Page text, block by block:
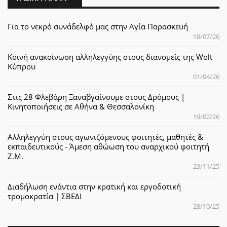
Για το νεκρό συνάδελφό μας στην Αγία Παρασκευή
18/07/26
Κοινή ανακοίνωση αλληλεγγύης στους διανομείς της Wolt
Κύπρου
01/04/26
Στις 28 Φλεβάρη Ξαναβγαίνουμε στους Δρόμους |
Κινητοποιήσεις σε Αθήνα & Θεσσαλονίκη
19/02/26
Αλληλεγγύη στους αγωνιζόμενους φοιτητές, μαθητές &
εκπαιδευτικούς - Άμεση αθώωση του αναρχικού φοιτητή
Ζ.Μ.
23/11/25
Διαδήλωση ενάντια στην κρατική και εργοδοτική
τρομοκρατία | ΣΒΕΔΙ
28/10/25